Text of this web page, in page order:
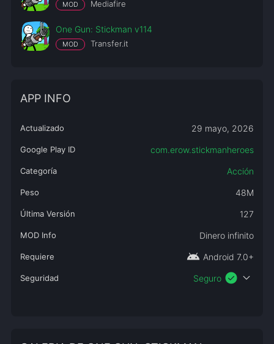
MOD Mediafire
One Gun: Stickman v114
MOD Transfer.it
APP INFO
Actualizado 29 mayo, 2026
Google Play ID com.erow.stickmanheroes
Categoría Acción
Peso 48M
Última Versión 127
MOD Info Dinero infinito
Requiere android Android 7.0+
Seguridad Seguro check_circle expand_more